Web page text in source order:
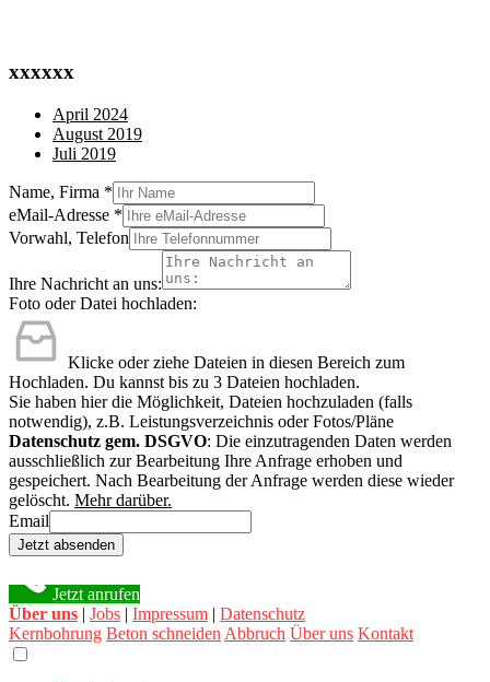
xxxxxx
April 2024
August 2019
Juli 2019
Name, Firma *
eMail-Adresse *
Vorwahl, Telefon
Ihre Nachricht an uns:
Foto oder Datei hochladen:
Klicke oder ziehe Dateien in diesen Bereich zum
Hochladen. Du kannst bis zu 3 Dateien hochladen.
Sie haben hier die Möglichkeit, Dateien hochzuladen (falls
notwendig), z.B. Leistungsverzeichnis oder Fotos/Pläne
Datenschutz gem. DSGVO: Die einzutragenden Daten werden
ausschließlich zur Bearbeitung Ihre Anfrage erhoben und
gespeichert. Nach Bearbeitung der Anfrage werden diese wieder
gelöscht. Mehr darüber.
Email
Jetzt absenden
Jetzt anrufen
Über uns | Jobs | Impressum | Datenschutz
Kernbohrung Beton schneiden Abbruch Über uns Kontakt